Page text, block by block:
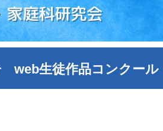
家庭科研究会
web生徒作品コンクール